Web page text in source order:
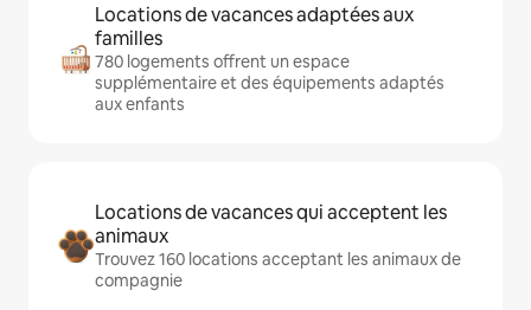
Locations de vacances adaptées aux
familles
780 logements offrent un espace
supplémentaire et des équipements adaptés
aux enfants
Locations de vacances qui acceptent les
animaux
Trouvez 160 locations acceptant les animaux de
compagnie